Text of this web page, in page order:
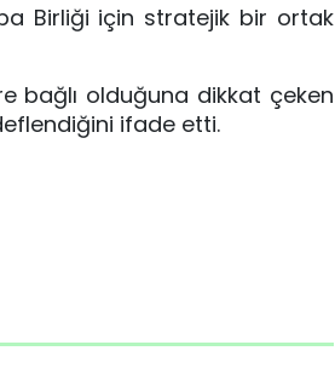
Birliği için stratejik bir ortak
bağlı olduğuna dikkat çeken
ifade etti.